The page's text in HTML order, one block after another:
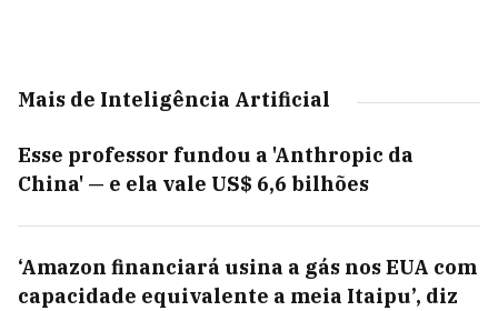
Mais de Inteligência Artificial
Esse professor fundou a 'Anthropic da
China' — e ela vale US$ 6,6 bilhões
‘Amazon financiará usina a gás nos EUA com
capacidade equivalente a meia Itaipu’, diz